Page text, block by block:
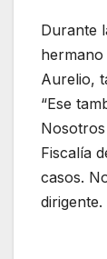
Durante
hermano
Aurelio,
“Ese
Fiscalía
casos.
dirigente.